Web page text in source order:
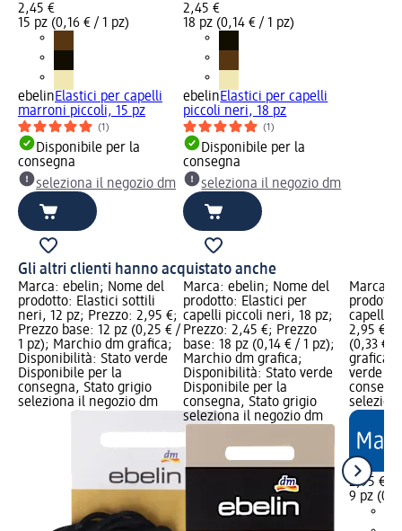
2,45 €
15 pz (0,16 € / 1 pz)
ebelinElastici per capelli
marroni piccoli, 15 pz
(1)
Disponibile per la
consegna
seleziona il negozio dm
2,45 €
18 pz (0,14 € / 1 pz)
ebelinElastici per capelli
piccoli neri, 18 pz
(1)
Disponibile per la
consegna
seleziona il negozio dm
Gli altri clienti hanno acquistato anche
Marca: ebelin; Nome del
prodotto: Elastici sottili
neri, 12 pz; Prezzo: 2,95 €;
Prezzo base: 12 pz (0,25 € /
1 pz); Marchio dm grafica;
Disponibilità: Stato verde
Disponibile per la
consegna, Stato grigio
seleziona il negozio dm
Marca: ebelin; Nome del
prodotto: Elastici per
capelli piccoli neri, 18 pz;
Prezzo: 2,45 €; Prezzo
base: 18 pz (0,14 € / 1 pz);
Marchio dm grafica;
Disponibilità: Stato verde
Disponibile per la
consegna, Stato grigio
seleziona il negozio dm
Marca:
capelli
2,95 €;
(0,33 € /
grafica;
verde
2,95 €
9 pz